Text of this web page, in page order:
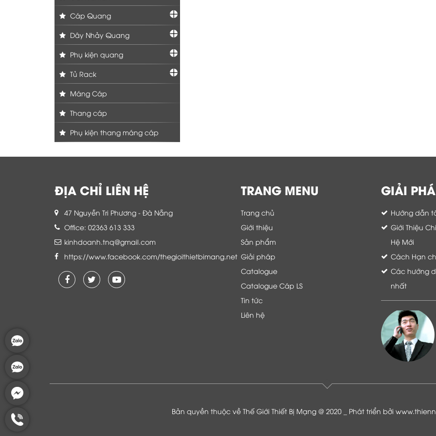
Cáp Quang
Dây Nhảy Quang
Phụ kiện quang
Tủ Rack
Máng Cáp
Thang cáp
Phụ kiện thang máng cáp
ĐỊA CHỈ LIÊN HỆ
47 Nguyễn Tri Phương - Đà Nẵng
Office: 02363 613 333
kinhdoanh.tnq@gmail.com
https://www.facebook.com/thegioithietbimang.net
TRANG MENU
Trang chủ
Giới thiệu
Sản phẩm
Giải pháp
Catalogue
Catalogue Cáp LS
Tin tức
Liên hệ
GIẢI
Hướng dẫn
Giới Thiệu
Hệ Mới
Cách Hạn
Các hướng
nhất
tâm và tin tưởng đội ngũ kỹ thuật, chăm
sóc khách hàng luôn hỗ trợ khách hàng
Là khách hàng đang sử dụng dịch vụ của
Bản quyền thuộc về Thế Giới Thiết Bị Mạng @ 2020 _ Phát triển bởi